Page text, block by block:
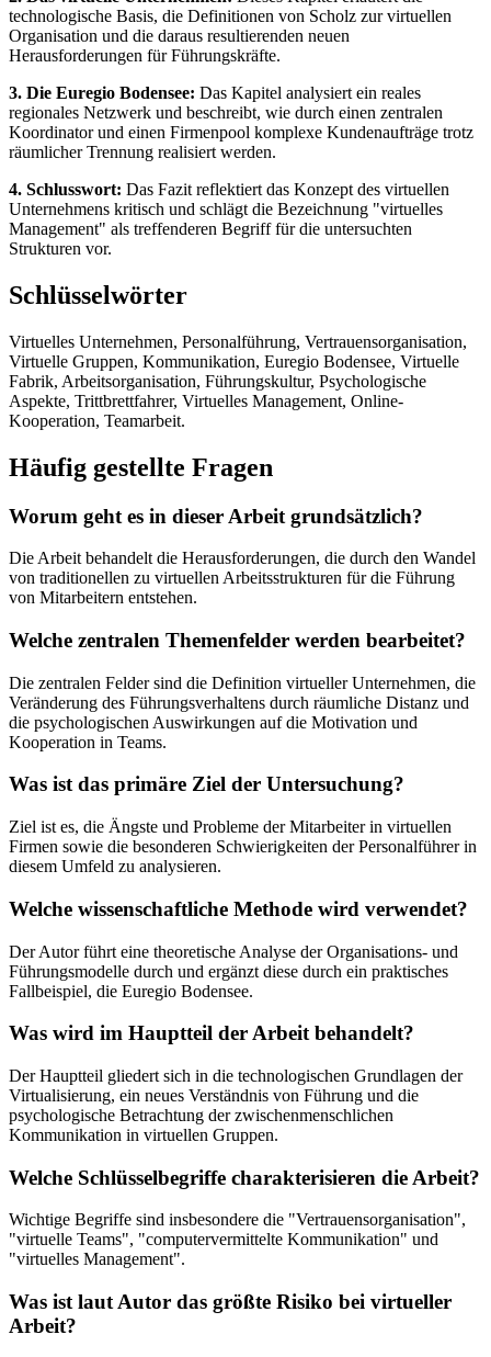
technologische Basis, die Definitionen von Scholz zur virtuellen
Organisation und die daraus resultierenden neuen
Herausforderungen für Führungskräfte.
3. Die Euregio Bodensee: Das Kapitel analysiert ein reales
regionales Netzwerk und beschreibt, wie durch einen zentralen
Koordinator und einen Firmenpool komplexe Kundenaufträge trotz
räumlicher Trennung realisiert werden.
4. Schlusswort: Das Fazit reflektiert das Konzept des virtuellen
Unternehmens kritisch und schlägt die Bezeichnung "virtuelles
Management" als treffenderen Begriff für die untersuchten
Strukturen vor.
Schlüsselwörter
Virtuelles Unternehmen, Personalführung, Vertrauensorganisation,
Virtuelle Gruppen, Kommunikation, Euregio Bodensee, Virtuelle
Fabrik, Arbeitsorganisation, Führungskultur, Psychologische
Aspekte, Trittbrettfahrer, Virtuelles Management, Online-
Kooperation, Teamarbeit.
Häufig gestellte Fragen
Worum geht es in dieser Arbeit grundsätzlich?
Die Arbeit behandelt die Herausforderungen, die durch den Wandel
von traditionellen zu virtuellen Arbeitsstrukturen für die Führung
von Mitarbeitern entstehen.
Welche zentralen Themenfelder werden bearbeitet?
Die zentralen Felder sind die Definition virtueller Unternehmen, die
Veränderung des Führungsverhaltens durch räumliche Distanz und
die psychologischen Auswirkungen auf die Motivation und
Kooperation in Teams.
Was ist das primäre Ziel der Untersuchung?
Ziel ist es, die Ängste und Probleme der Mitarbeiter in virtuellen
Firmen sowie die besonderen Schwierigkeiten der Personalführer in
diesem Umfeld zu analysieren.
Welche wissenschaftliche Methode wird verwendet?
Der Autor führt eine theoretische Analyse der Organisations- und
Führungsmodelle durch und ergänzt diese durch ein praktisches
Fallbeispiel, die Euregio Bodensee.
Was wird im Hauptteil der Arbeit behandelt?
Der Hauptteil gliedert sich in die technologischen Grundlagen der
Virtualisierung, ein neues Verständnis von Führung und die
psychologische Betrachtung der zwischenmenschlichen
Kommunikation in virtuellen Gruppen.
Welche Schlüsselbegriffe charakterisieren die Arbeit?
Wichtige Begriffe sind insbesondere die "Vertrauensorganisation",
"virtuelle Teams", "computervermittelte Kommunikation" und
"virtuelles Management".
Was ist laut Autor das größte Risiko bei virtueller
Arbeit?